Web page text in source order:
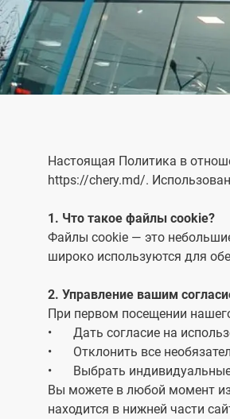
Фамилия
Номер телефона*
Подтвердите адрес*
Настоящая Политика в
https://chery.md/.
1. Что такое файлы cookie?
Файлы cookie — это
широко используются для
2. Управление вашим
При первом посещении
•
Дать согласие на
•
Отклонить все
•
Выбрать
Вы можете в любой момент
находится в нижней части